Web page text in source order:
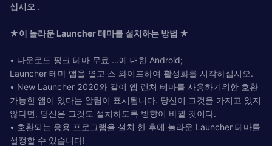
십시오 .
★이 놀라운 Launcher 테마를 설치하는 방법 ★
• 다운로드 핑크 테마 무료 ...에 대한 Android;
Launcher 테마 앱을 열고 스 와이프하여 활성화를 시작하십시오.
• New Launcher 2020와 같이 앱 런처 테마를 사용하기위한 호환
가능한 앱이 있다는 알림이 표시됩니다. 당신이 그것을 가지고 있지
않다면, 당신은 그것도 설치하도록 방향이 바뀔 것이다.
• 호환되는 응용 프로그램을 설치 한 후에 놀라운 Launcher 테마를
설정할 수 있습니다!